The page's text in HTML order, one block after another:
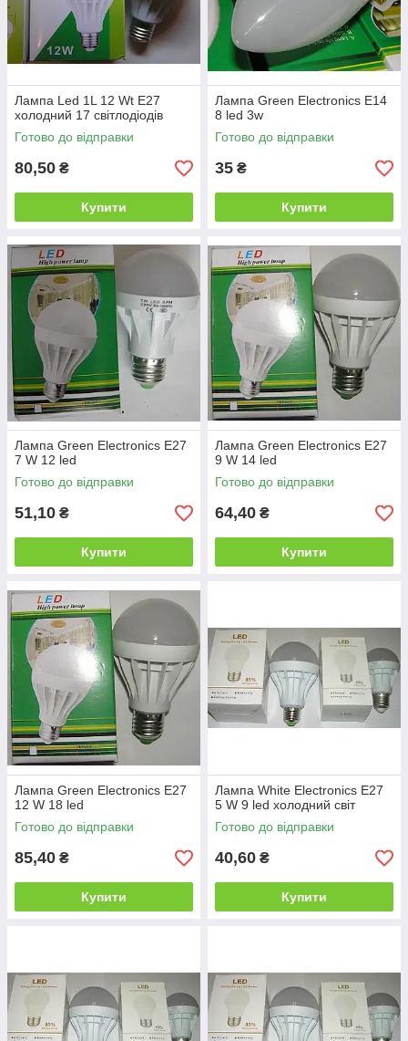
Лампа Led 1L 12 Wt E27
холодний 17 світлодіодів
Готово до відправки
80,50 ₴
Купити
Лампа Green Electronics E14
8 led 3w
Готово до відправки
35 ₴
Купити
Лампа Green Electronics E27
7 W 12 led
Готово до відправки
51,10 ₴
Купити
Лампа Green Electronics E27
9 W 14 led
Готово до відправки
64,40 ₴
Купити
Лампа Green Electronics E27
12 W 18 led
Готово до відправки
85,40 ₴
Купити
Лампа White Electronics E27
5 W 9 led холодний світ
Готово до відправки
40,60 ₴
Купити